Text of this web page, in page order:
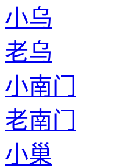
小乌
老乌
小南门
老南门
小巢